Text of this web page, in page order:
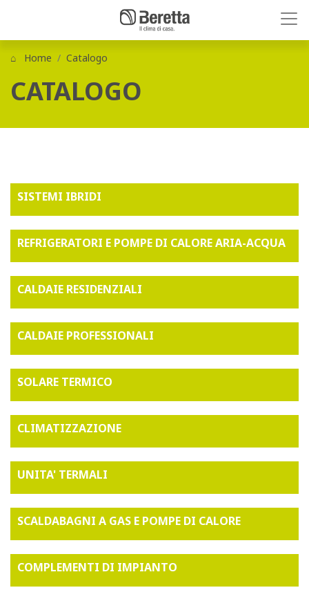
Home Catalogo
CATALOGO
SISTEMI IBRIDI
REFRIGERATORI E POMPE DI CALORE ARIA-ACQUA
CALDAIE RESIDENZIALI
CALDAIE PROFESSIONALI
SOLARE TERMICO
CLIMATIZZAZIONE
UNITA' TERMALI
SCALDABAGNI A GAS E POMPE DI CALORE
COMPLEMENTI DI IMPIANTO